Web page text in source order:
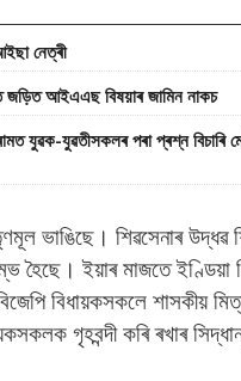
নেত্ৰী
আইএএছ বিষয়াৰ জামিন নাকচ
যুৱক-যুৱতীসকলৰ পৰা প্ৰশ্ন
ভাঙিছে। শিৱসেনাৰ উদ্ধৱ
হৈছে। ইয়াৰ মাজতে
বিধায়কসকলে শাসকীয়
গৃহবন্দী কৰি ৰখাৰ